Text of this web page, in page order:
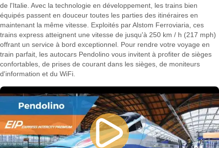
de l'Italie. Avec la technologie en développement, les trains bien
équipés passent en douceur toutes les parties des itinéraires en
maintenant la même vitesse. Exploités par Alstom Ferroviaria, ces
trains express atteignent une vitesse de jusqu'à 250 km / h (217 mph)
offrant un service à bord exceptionnel. Pour rendre votre voyage en
train parfait, les autocars Pendolino vous invitent à profiter de sièges
confortables, de prises de courant dans les sièges, de moniteurs
d'information et du WiFi.